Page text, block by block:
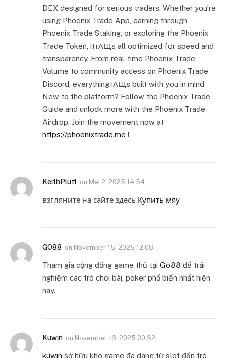
DEX designed for serious traders. Whether you’re
using Phoenix Trade App, earning through
Phoenix Trade Staking, or exploring the Phoenix
Trade Token, itтАЩs all optimized for speed and
transparency. From real-time Phoenix Trade
Volume to community access on Phoenix Trade
Discord, everythingтАЩs built with you in mind.
New to the platform? Follow the Phoenix Trade
Guide and unlock more with the Phoenix Trade
Airdrop. Join the movement now at
https://phoenixtrade.me !
KeithPlutt on Mei 2, 2025 14:54
взгляните на сайте здесь Купить мяу
GO88 on November 15, 2025 12:08
Tham gia cộng đồng game thủ tại Go88 để trải
nghiệm các trò chơi bài, poker phổ biến nhất hiện
nay.
Kuwin on November 16, 2025 00:32
kuwin sở hữu kho game đa dạng từ slot đến trò